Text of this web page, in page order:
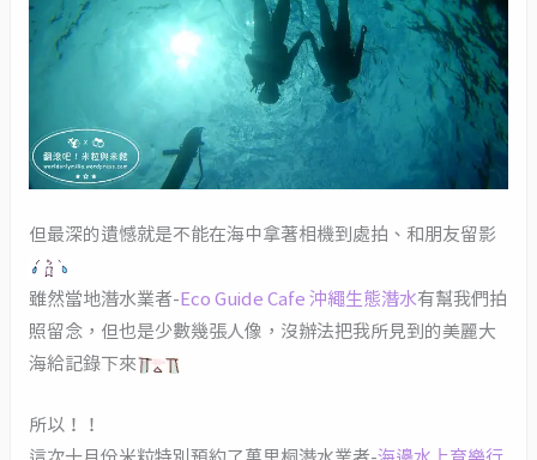
但最深的遺憾就是不能在海中拿著相機到處拍、和朋友留影
雖然當地潛水業者- Eco Guide Cafe 沖繩生態潛水有幫我們拍
照留念，但也是少數幾張人像，沒辦法把我所見到的美麗大
海給記錄下來
所以！！